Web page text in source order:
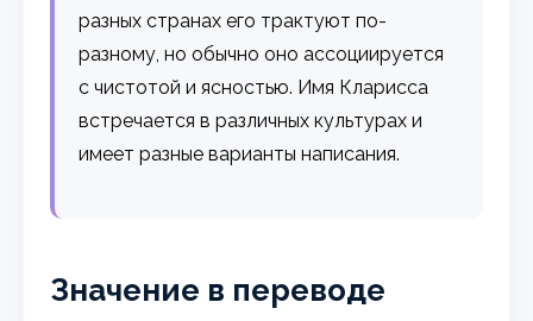
разных странах его трактуют по-
разному, но обычно оно ассоциируется
с чистотой и ясностью. Имя Кларисса
встречается в различных культурах и
имеет разные варианты написания.
Значение в переводе